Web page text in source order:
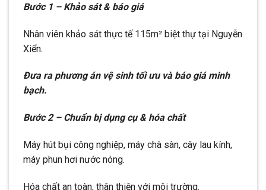
Bước 1 – Khảo sát & báo giá
Nhân viên khảo sát thực tế 115m² biệt thự tại Nguyễn
Xiển.
Đưa ra phương án vệ sinh tối ưu và báo giá minh
bạch.
Bước 2 – Chuẩn bị dụng cụ & hóa chất
Máy hút bụi công nghiệp, máy chà sàn, cây lau kính,
máy phun hơi nước nóng.
Hóa chất an toàn, thân thiện với môi trường.